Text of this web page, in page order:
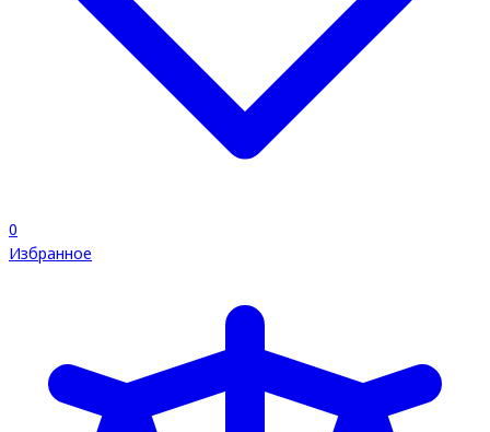
0
Избранное